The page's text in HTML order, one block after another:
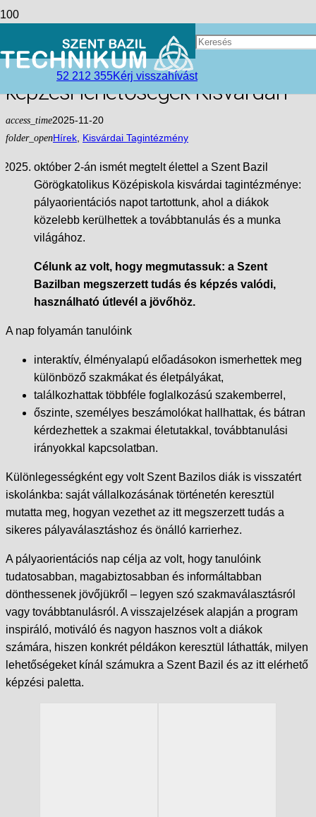
52 212 355Kérj visszahívást
Pályaorientációs nap a Szent
Bazilban – jövőtervezés és
képzési lehetőségek Kisvárdán
access_time2025-11-20
folder_openHírek Kisvárdai Tagintézmény
október 2-án ismét megtelt élettel a Szent Bazil
Görögkatolikus Középiskola kisvárdai tagintézménye:
pályaorientációs napot tartottunk, ahol a diákok
közelebb kerülhettek a továbbtanulás és a munka
világához.
Célunk az volt, hogy megmutassuk: a Szent
Bazilban megszerzett tudás és képzés valódi,
használható útlevél a jövőhöz.
A nap folyamán tanulóink
interaktív, élményalapú előadásokon ismerhettek meg
különböző szakmákat és életpályákat,
találkozhattak többféle foglalkozású szakemberrel,
őszinte, személyes beszámolókat hallhattak, és bátran
kérdezhettek a szakmai életutakkal, továbbtanulási
irányokkal kapcsolatban.
Különlegességként egy volt Szent Bazilos diák is visszatért
iskolánkba: saját vállalkozásának történetén keresztül
mutatta meg, hogyan vezethet az itt megszerzett tudás a
sikeres pályaválasztáshoz és önálló karrierhez.
A pályaorientációs nap célja az volt, hogy tanulóink
tudatosabban, magabiztosabban és informáltabban
dönthessenek jövőjükről – legyen szó szakmaválasztásról
vagy továbbtanulásról. A visszajelzések alapján a program
inspiráló, motiváló és nagyon hasznos volt a diákok
számára, hiszen konkrét példákon keresztül láthatták, milyen
lehetőségeket kínál számukra a Szent Bazil és az itt elérhető
képzési paletta.